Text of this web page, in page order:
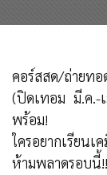
คอร์สสด/ถ่ายทอ
(ปิดเทอม มี.ค.-
พร้อม!
ใครอยากเรียนเ
ห้ามพลาดรอบนี้!!